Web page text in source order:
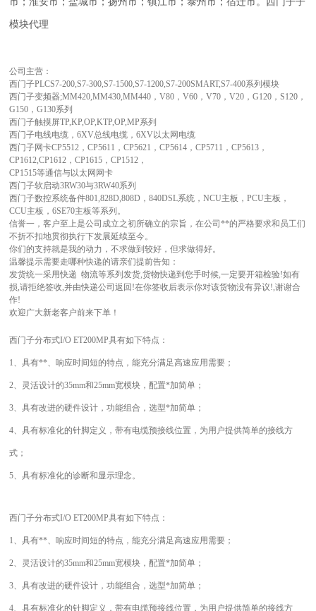
模块代理
公司主营：
西门子PLCS7-200,S7-300,S7-1500,S7-1200,S7-200SMART,S7-400系列模块
西门子变频器;MM420,MM430,MM440，V80，V60，V70，V20，G120，S120，
G150，G130系列
西门子触摸屏TP,KP,OP,KTP,OP,MP系列
西门子电线电缆，6XV总线电缆，6XV以太网电缆
西门子网卡CP5512，CP5611，CP5621，CP5614，CP5711，CP5613，
CP1612,CP1612，CP1615，CP1512，
CP1515等通信与以太网网卡
西门子软启动3RW30与3RW40系列
西门子数控系统备件801,828D,808D，840DSL系统，NCU主板，PCU主板，
CCU主板，6SE70主板等系列。
信誉一，客户至上是公司成立之初所确立的宗旨，在公司**的严格要求和员工们
不折不扣地贯彻执行下发展延续至今。
你们的支持就是我的动力，不求做到较好，但求做得好。
温馨提示需要走哪种快递的请亲们提前告知：
发货统一采用快递 物流等系列发货,货物快递到您手时候,一定要开箱检验!如有
损,请拒绝签收,并由快递公司返回!在你签收后表示你对该货物没有异议!,谢谢合
作!
欢迎广大新老客户前来下单！
西门子分布式I/O ET200MP具有如下特点：
1、具有**、响应时间短的特点，能充分满足高速应用需要；
2、灵活设计的35mm和25mm宽模块，配置*加简单；
3、具有改进的硬件设计，功能组合，选型*加简单；
4、具有标准化的针脚定义，带有电缆预接线位置，为用户提供简单的接线方
式；
5、具有标准化的诊断和显示理念。
西门子分布式I/O ET200MP具有如下特点：
1、具有**、响应时间短的特点，能充分满足高速应用需要；
2、灵活设计的35mm和25mm宽模块，配置*加简单；
3、具有改进的硬件设计，功能组合，选型*加简单；
4、具有标准化的针脚定义，带有电缆预接线位置，为用户提供简单的接线方